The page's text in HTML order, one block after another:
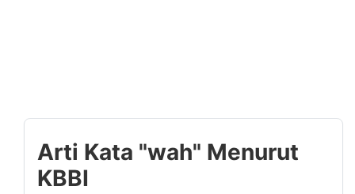
Arti Kata "wah" Menurut
KBBI